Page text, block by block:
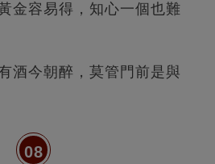
金容易得，知心一個也難
酒今朝醉，莫管門前是與
08